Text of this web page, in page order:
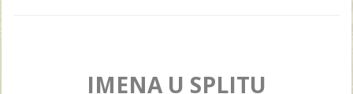
IMENA U SPLITU